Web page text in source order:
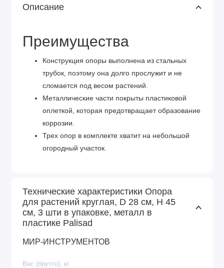
Описание
Преимущества
Конструкция опоры выполнена из стальных
трубок, поэтому она долго прослужит и не
сломается под весом растений.
Металлические части покрыты пластиковой
оплеткой, которая предотвращает образование
коррозии.
Трех опор в комплекте хватит на небольшой
огородный участок.
Технические характеристики Опора
для растений круглая, D 28 см, H 45
см, 3 шти в упаковке, металл в
пластике Palisad
МИР-ИНСТРУМЕНТОВ
Вес (брутто), кг